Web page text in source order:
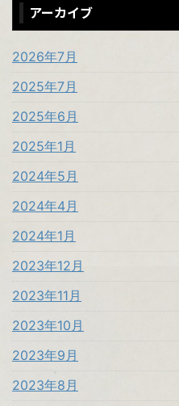
アーカイブ
2026年7月
2025年7月
2025年6月
2025年1月
2024年5月
2024年4月
2024年1月
2023年12月
2023年11月
2023年10月
2023年9月
2023年8月